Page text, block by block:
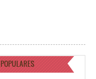
POPULARES